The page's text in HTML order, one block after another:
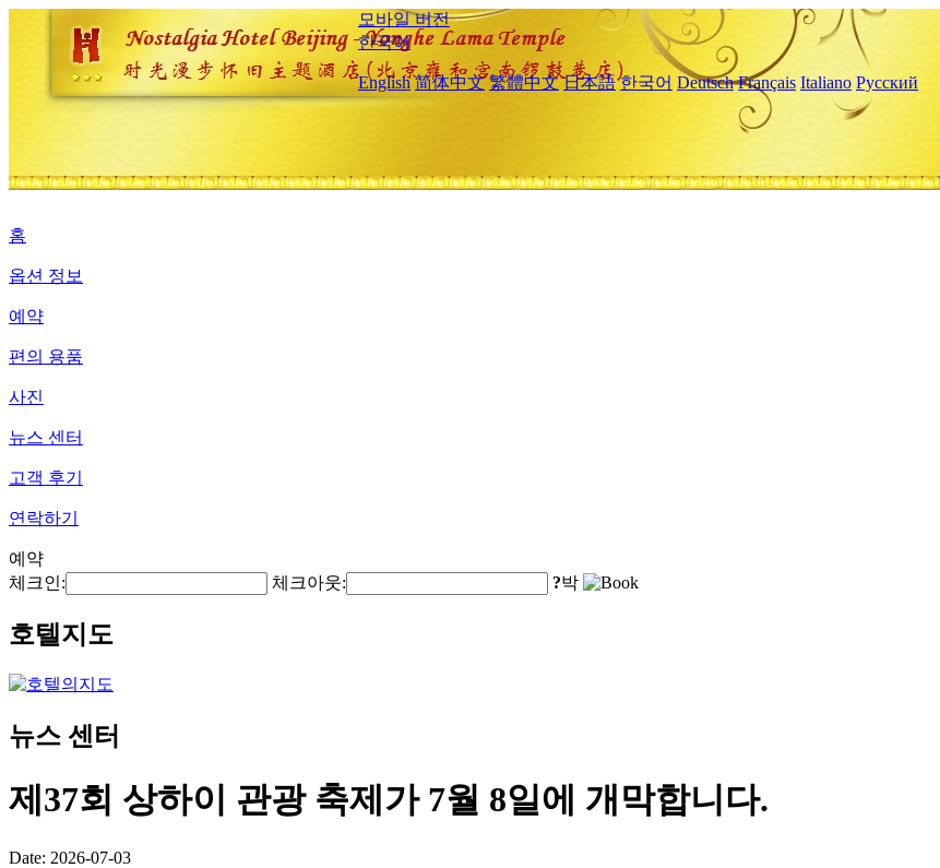
모바일 버전
한국어
English 简体中文 繁體中文 日本語 한국어 Deutsch Français Italiano Русский
홈
옵션 정보
예약
편의 용품
사진
뉴스 센터
고객 후기
연락하기
예약
체크인:
체크아웃: ?박
호텔지도
뉴스 센터
제37회 상하이 관광 축제가 7월 8일에 개막합니다.
Date: 2026-07-03